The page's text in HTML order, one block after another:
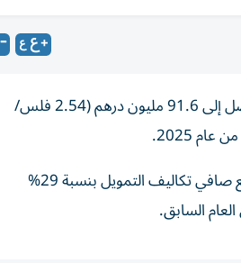
صعدت الأرباح العائدة إلى المساهمين لشركة سبينس 1961 هولدينج بي إل سي، بنسبة 3% لتصل إلى 91.6 مليون درهم (2.54 فلس/
وارتفعت الإيرادات بنسبة 12% لتصل إلى 1.014 مليار درهم مقارنة بالربع الأول 2025، كما تراجع صافي تكاليف التمويل بنسبة 29%